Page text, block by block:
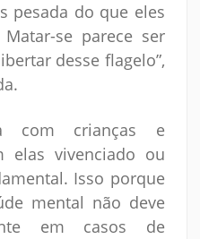
pesada do que eles
se parece ser
desse flagelo”,
com crianças e
elas vivenciado ou
Isso porque
mental não deve
em casos de